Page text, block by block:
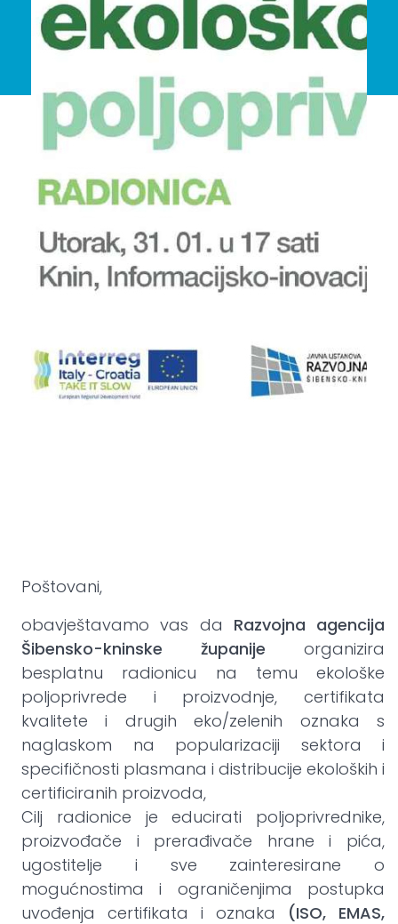
Poštovani,
obavještavamo vas da Razvojna agencija
Šibensko-kninske županije organizira
besplatnu radionicu na temu ekološke
poljoprivrede i proizvodnje, certifikata
kvalitete i drugih eko/zelenih oznaka s
naglaskom na popularizaciji sektora i
specifičnosti plasmana i distribucije ekoloških i
certificiranih proizvoda,
Cilj radionice je educirati poljoprivrednike,
proizvođače i prerađivače hrane i pića,
ugostitelje i sve zainteresirane o
mogućnostima i ograničenjima postupka
uvođenja certifikata i oznaka (ISO, EMAS,